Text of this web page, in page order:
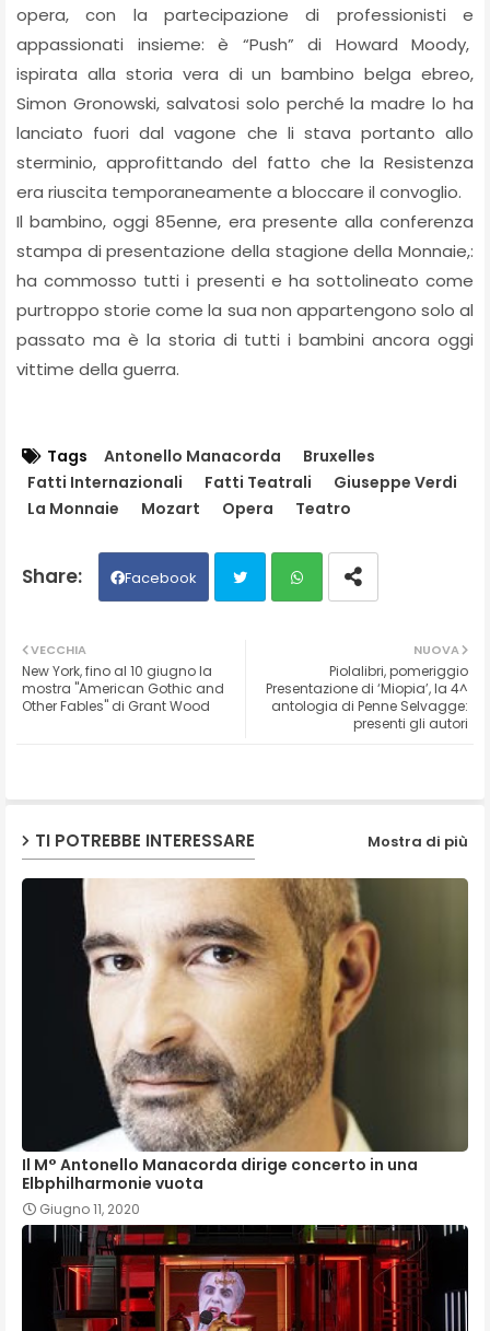
opera, con la partecipazione di professionisti e
appassionati insieme: è “Push” di Howard Moody,
ispirata alla storia vera di un bambino belga ebreo,
Simon Gronowski, salvatosi solo perché la madre lo ha
lanciato fuori dal vagone che li stava portanto allo
sterminio, approfittando del fatto che la Resistenza
era riuscita temporaneamente a bloccare il convoglio.
Il bambino, oggi 85enne, era presente alla conferenza
stampa di presentazione della stagione della Monnaie,:
ha commosso tutti i presenti e ha sottolineato come
purtroppo storie come la sua non appartengono solo al
passato ma è la storia di tutti i bambini ancora oggi
vittime della guerra.
Tags Antonello Manacorda
Bruxelles
Fatti Internazionali
Fatti Teatrali
Giuseppe Verdi
La Monnaie
Mozart Opera Teatro
Facebook
NUOVA
Piolalibri, pomeriggio
Presentazione di ‘Miopia’, la 4^
antologia di Penne Selvagge:
presenti gli autori
VECCHIA
New York, fino al 10 giugno la
mostra "American Gothic and
Other Fables" di Grant Wood
TI POTREBBE INTERESSARE Mostra di più
Il M° Antonello Manacorda dirige concerto in una
Elbphilharmonie vuota
Giugno 11, 2020